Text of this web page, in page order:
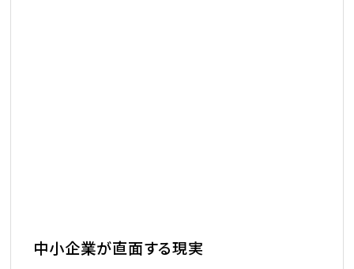
中小企業が直面する現実